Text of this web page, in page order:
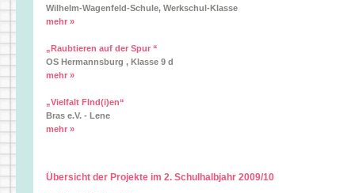
Wilhelm-Wagenfeld-Schule, Werkschul-Klasse
mehr »
„Raubtieren auf der Spur “
OS Hermannsburg , Klasse 9 d
mehr »
„Vielfalt FInd(i)en“
Bras e.V. - Lene
mehr »
Übersicht der Projekte im 2. Schulhalbjahr 2009/10